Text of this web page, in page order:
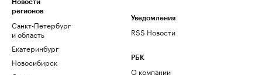
Новости
регионов
Санкт-Петербург
и область
Екатеринбург
Новосибирск
Уведомления
RSS Новости
РБК
О компании